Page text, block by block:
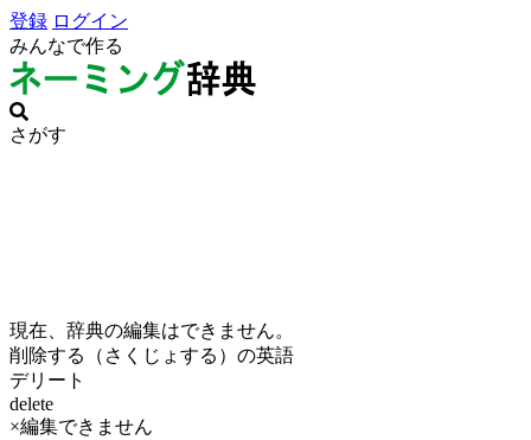
登録 ログイン
みんなで作る
さがす
現在、辞典の編集はできません。
削除する（さくじょする）の英語
デリート
delete
×編集できません